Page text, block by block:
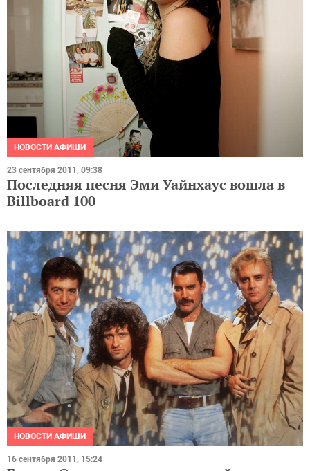
НОВОСТИ АФИШИ
23 сентября 2011, 09:38
Последняя песня Эми Уайнхаус вошла в
Billboard 100
НОВОСТИ АФИШИ
16 сентября 2011, 15:24